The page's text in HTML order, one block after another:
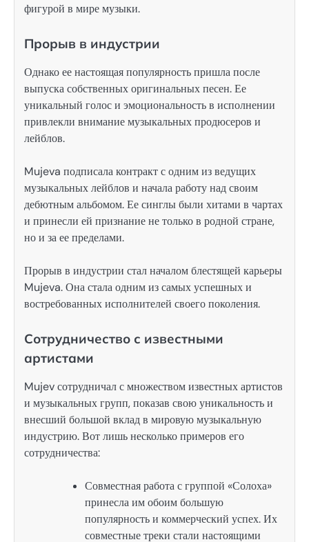
фигурой в мире музыки.
Прорыв в индустрии
Однако ее настоящая популярность пришла после
выпуска собственных оригинальных песен. Ее
уникальный голос и эмоциональность в исполнении
привлекли внимание музыкальных продюсеров и
лейблов.
Mujeva подписала контракт с одним из ведущих
музыкальных лейблов и начала работу над своим
дебютным альбомом. Ее синглы были хитами в чартах
и принесли ей признание не только в родной стране,
но и за ее пределами.
Прорыв в индустрии стал началом блестящей карьеры
Mujeva. Она стала одним из самых успешных и
востребованных исполнителей своего поколения.
Сотрудничество с известными
артистами
Mujev сотрудничал с множеством известных артистов
и музыкальных групп, показав свою уникальность и
внесший большой вклад в мировую музыкальную
индустрию. Вот лишь несколько примеров его
сотрудничества:
Совместная работа с группой «Солоха»
принесла им обоим большую
популярность и коммерческий успех. Их
совместные треки стали настоящими